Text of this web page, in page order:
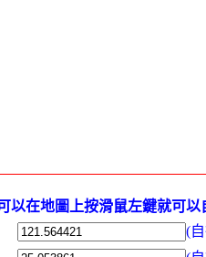
以在地圖上按滑鼠左鍵就可
(